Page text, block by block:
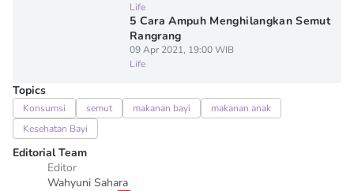
Life
5 Cara Ampuh Menghilangkan Semut
Rangrang
09 Apr 2021, 19:00 WIB
Life
Topics
Konsumsi semut makanan bayi
makanan anak
Kesehatan Bayi
Editorial Team
Editor
Wahyuni Sahara